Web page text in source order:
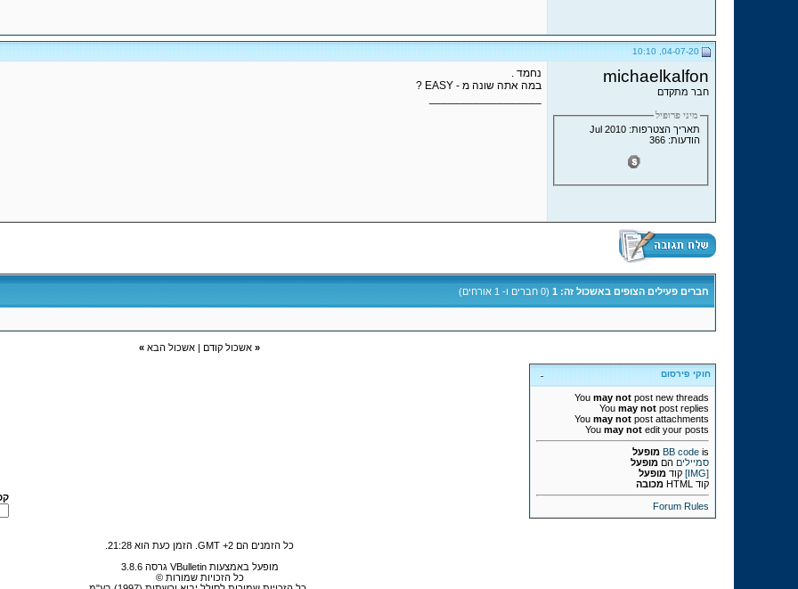
michaelkalfon
חבר מתקדם
מיני פרופיל
תאריך הצטרפות: Jul 2010
הודעות: 366
נחמד .
במה אתה שונה מ - EASY ?
חברים פעילים הצופים באשכול זה: 1 (0 חברים ו- 1 אורחים)
« אשכול קודם | אשכול הבא »
חוקי פירסום
You may not post new threads
You may not post replies
You may not post attachments
You may not edit your posts
BB code is
מופעל
סמיילים הם מופעל
[IMG]
קוד מופעל
קוד HTML
מכובה
Forum Rules
כל הזמנים הם GMT +2. הזמן כעת הוא 21:28
מופעל באמצעות VBulletin גרסה 3.8.6
כל הזכויות שמורות ©